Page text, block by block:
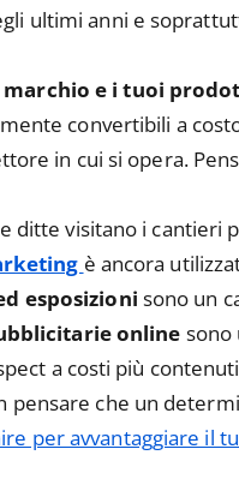
ultimi anni e
e i tuoi
convertibili a
in cui si opera.
ditte visitano i cantieri
è ancora
esposizioni sono un
online sono
a costi più
pensare che un
per avvantaggiare il